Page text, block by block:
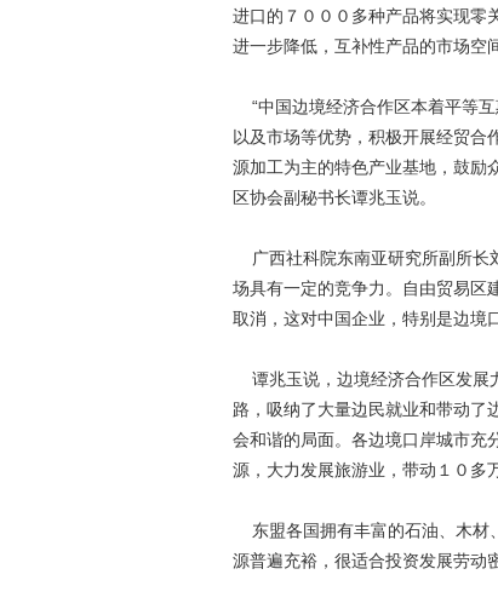
进口的７０００多种产品将实现零
进一步降低，互补性产品的市场空
“中国边境经济合作区本着平等
以及市场等优势，积极开展经贸合
源加工为主的特色产业基地，鼓励
区协会副秘书长谭兆玉说。
广西社科院东南亚研究所副所长
场具有一定的竞争力。自由贸易区
取消，这对中国企业，特别是边境
谭兆玉说，边境经济合作区发展
路，吸纳了大量边民就业和带动了
会和谐的局面。各边境口岸城市充
源，大力发展旅游业，带动１０
东盟各国拥有丰富的石油、木材
源普遍充裕，很适合投资发展劳